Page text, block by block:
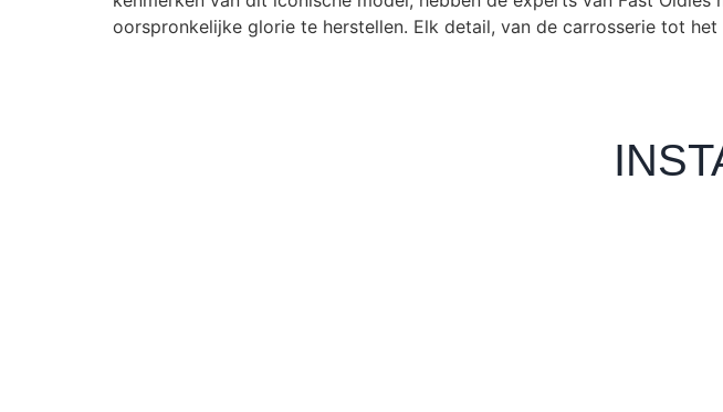
oorspronkelijke glorie te herstellen. Elk detail, van de carrosserie tot